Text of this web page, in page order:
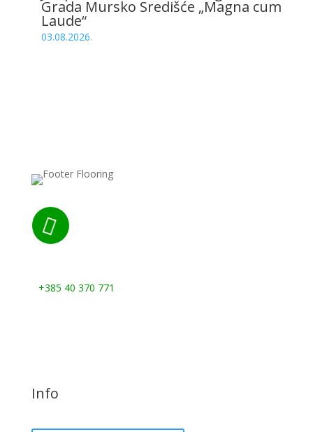
Grada Mursko Središće „Magna cum
Laude“
03.08.2026.

+385 40 370 771
Info